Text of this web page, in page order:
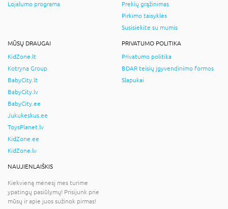
Lojalumo programa
Prekių grąžinimas
Pirkimo taisyklės
Susisiekite su mumis
MŪSŲ DRAUGAI
KidZone.lt
Kotryna Group
BabyCity.lt
BabyCity.lv
BabyCity.ee
Jukukeskus.ee
ToysPlanet.lv
KidZone.ee
KidZone.lv
PRIVATUMO POLITIKA
Privatumo politika
BDAR teisių įgyvendinimo formos
Slapukai
NAUJIENLAIŠKIS
Kiekvieną mėnesį mes turime
ypatingų pasiūlymų! Prisijunk prie
mūsų ir apie juos sužinok pirmas!